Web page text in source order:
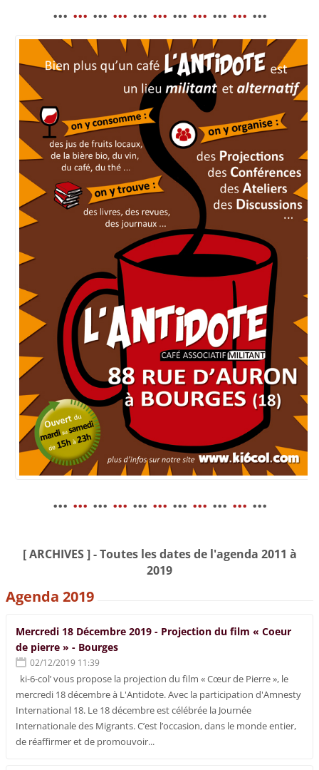
... ... ... ... ... ... ... ... ... ... ...
... ... ... ... ... ... ... ... ... ... ...
[ ARCHIVES ] - Toutes les dates de l'agenda 2011 à
2019
Agenda 2019
Mercredi 18 Décembre 2019 - Projection du film « Coeur
de pierre » - Bourges
02/12/2019 11:39
ki-6-col’ vous propose la projection du film « Cœur de Pierre », le
mercredi 18 décembre à L'Antidote. Avec la participation d'Amnesty
International 18. Le 18 décembre est célébrée la Journée
Internationale des Migrants. C’est l’occasion, dans le monde entier,
de réaffirmer et de promouvoir...